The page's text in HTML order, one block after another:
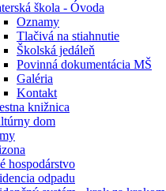
škola - Óvoda
Oznamy
Tlačivá na stiahnutie
Školská jedáleň
Povinná dokumentácia MŠ
Galéria
Kontakt
knižnica
dom
hospodárstvo
odpadu